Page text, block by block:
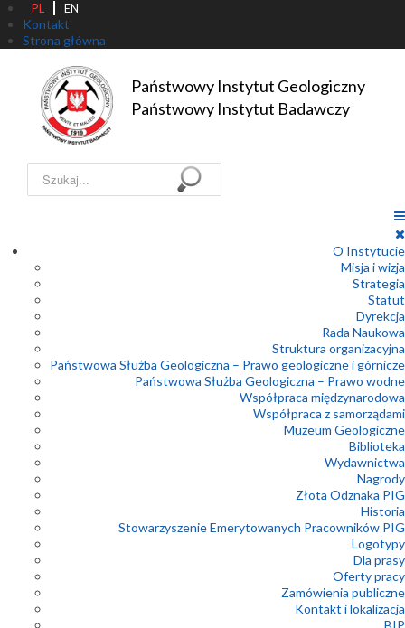
PL EN
Kontakt
Strona główna
Państwowy Instytut Geologiczny
Państwowy Instytut Badawczy
Szukaj...
O Instytucie
Misja i wizja
Strategia
Statut
Dyrekcja
Rada Naukowa
Struktura organizacyjna
Państwowa Służba Geologiczna – Prawo geologiczne i górnicze
Państwowa Służba Geologiczna – Prawo wodne
Współpraca międzynarodowa
Współpraca z samorządami
Muzeum Geologiczne
Biblioteka
Wydawnictwa
Nagrody
Złota Odznaka PIG
Historia
Stowarzyszenie Emerytowanych Pracowników PIG
Logotypy
Dla prasy
Oferty pracy
Zamówienia publiczne
Kontakt i lokalizacja